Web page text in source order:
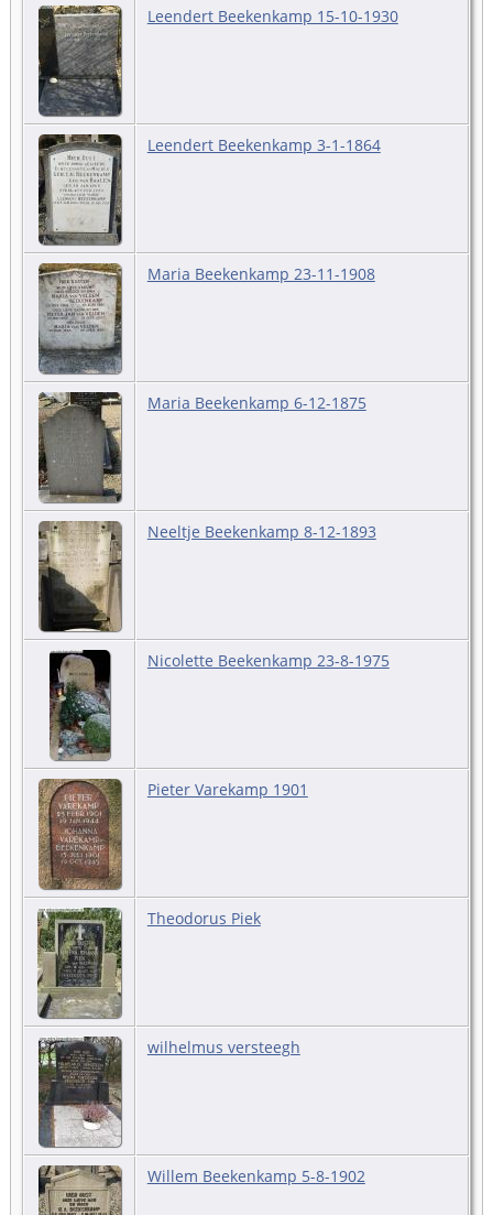
Leendert Beekenkamp 15-10-1930
Leendert Beekenkamp 3-1-1864
Maria Beekenkamp 23-11-1908
Maria Beekenkamp 6-12-1875
Neeltje Beekenkamp 8-12-1893
Nicolette Beekenkamp 23-8-1975
Pieter Varekamp 1901
Theodorus Piek
wilhelmus versteegh
Willem Beekenkamp 5-8-1902